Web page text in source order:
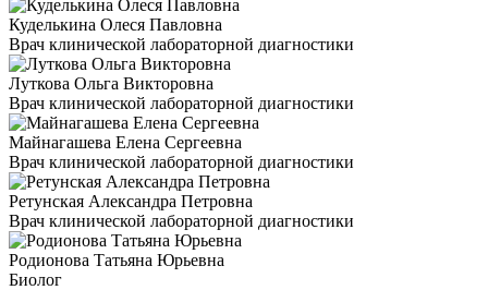
Куделькина Олеся Павловна
Врач клинической лабораторной диагностики
Луткова Ольга Викторовна
Врач клинической лабораторной диагностики
Майнагашева Елена Сергеевна
Врач клинической лабораторной диагностики
Ретунская Александра Петровна
Врач клинической лабораторной диагностики
Родионова Татьяна Юрьевна
Биолог